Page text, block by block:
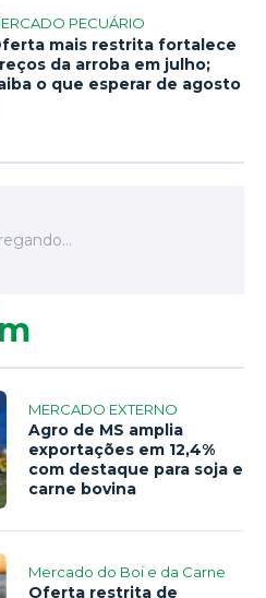
PECUÁRIO
mais restrita fortalece
da arroba em julho;
o que esperar de agosto
MERCADO EXTERNO
Agro de MS amplia
exportações em 12,4%
com destaque para soja e
carne bovina
Mercado do Boi e da Carne
Oferta restrita de